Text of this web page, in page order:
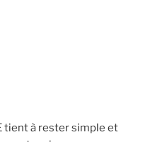
tient à rester simple et